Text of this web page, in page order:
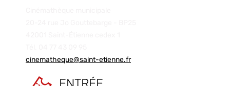
cinematheque@saint-etienne.fr